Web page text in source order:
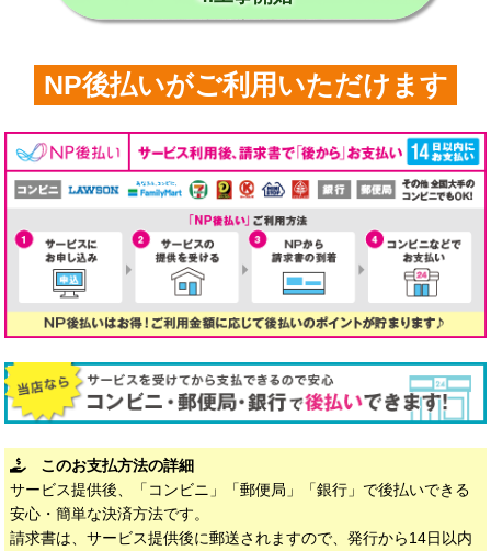
NP後払いがご利用いただけます
このお支払方法の詳細
サービス提供後、「コンビニ」「郵便局」「銀行」で後払いできる
安心・簡単な決済方法です。
請求書は、サービス提供後に郵送されますので、発行から14日以内